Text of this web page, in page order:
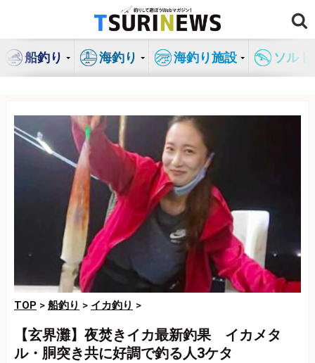
ン
船釣り 海釣り 海釣り施設 ソル
TOP > 船釣り > イカ釣り >
【玄界灘】夜焚きイカ最新釣果 イカメタ
ル・胴突き共に好調で釣る人3ケタ